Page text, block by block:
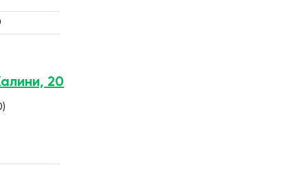
20